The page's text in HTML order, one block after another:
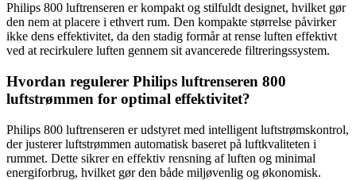
Philips 800 luftrenseren er kompakt og stilfuldt designet, hvilket gør
den nem at placere i ethvert rum. Den kompakte størrelse påvirker
ikke dens effektivitet, da den stadig formår at rense luften effektivt
ved at recirkulere luften gennem sit avancerede filtreringssystem.
Hvordan regulerer Philips luftrenseren 800
luftstrømmen for optimal effektivitet?
Philips 800 luftrenseren er udstyret med intelligent luftstrømskontrol,
der justerer luftstrømmen automatisk baseret på luftkvaliteten i
rummet. Dette sikrer en effektiv rensning af luften og minimal
energiforbrug, hvilket gør den både miljøvenlig og økonomisk.